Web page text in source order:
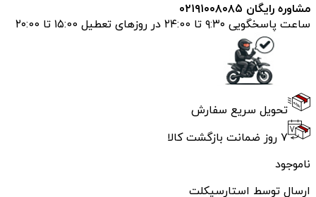
مشاوره رایگان ۰۲۱۹۱۰۰۸۰۸۵
ساعت پاسخگویی ۹:۳۰ تا ۲۴:00 در روزهای تعطیل ۱۵:00 تا ۲۰:00
تحویل سریع سفارش
۷ روز ضمانت بازگشت کالا
ناموجود
ارسال توسط استارسیکلت